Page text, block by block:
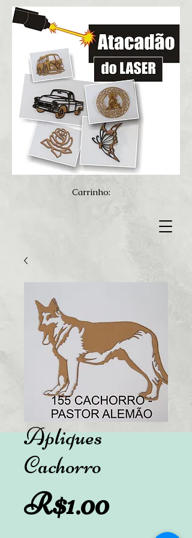
Carrinho:
Apliques
Cachorro
R$1.00Preço